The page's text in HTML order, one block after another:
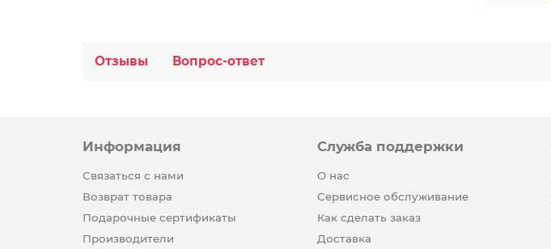
Отзывы Вопрос-ответ
Информация
Связаться с нами
Возврат товара
Подарочные сертификаты
Производители
Служба поддержки
О нас
Сервисное обслуживание
Как сделать заказ
Доставка